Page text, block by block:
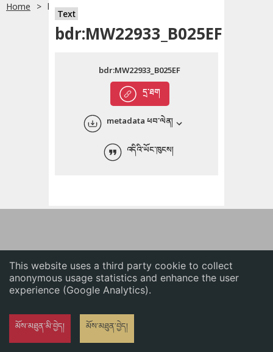
This website uses a third party cookie to collect
anonymous usage statistics and enhance the user
experience (Google Analytics).
མོས་མཐུན་མི་བྱེད། མོས་མཐུན་བྱེད།
English
ភាសាខ្មែរ
Home bdr:MW22933_B025EF
Text
bdr:MW22933_B025EF
དྲ་ཐག
bdr:MW22933_B025EF
metadata ཕབ་ལེན།
འདིའི་ཡོང་ཁུངས།